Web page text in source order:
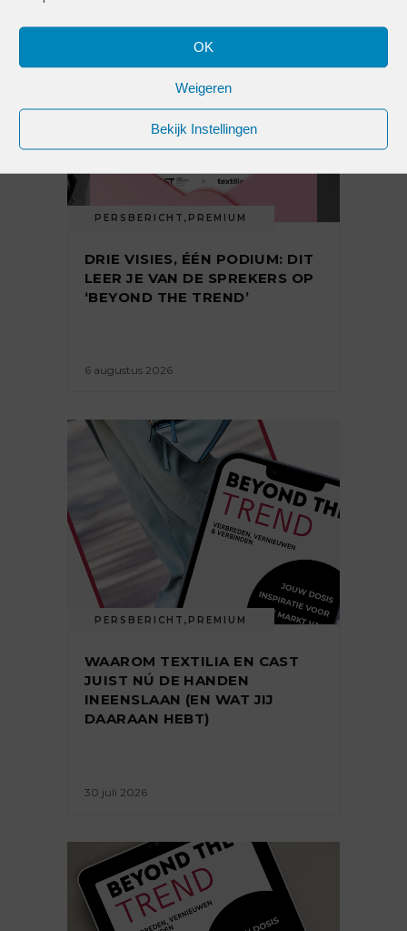
OK
Weigeren
Bekijk Instellingen
PERSBERICHT , PREMIUM
DRIE VISIES, ÉÉN PODIUM: DIT
LEER JE VAN DE SPREKERS OP
‘BEYOND THE TREND’
6 augustus 2026
PERSBERICHT , PREMIUM
WAAROM TEXTILIA EN CAST
JUIST NÚ DE HANDEN
INEENSLAAN (EN WAT JIJ
DAARAAN HEBT)
30 juli 2026